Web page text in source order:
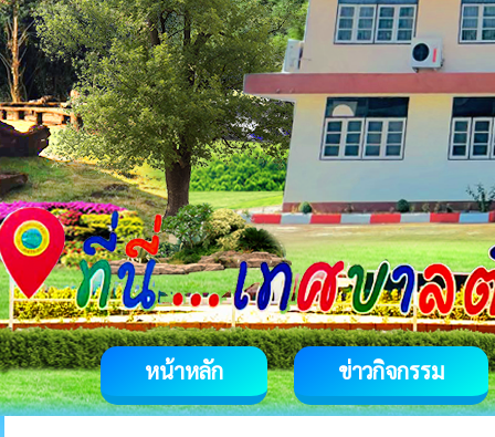
หน้าหลัก ข่าวกิจกรรม